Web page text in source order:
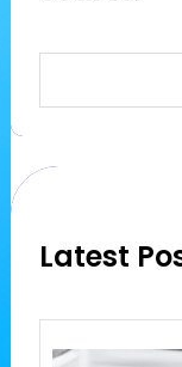
a
c
Latest